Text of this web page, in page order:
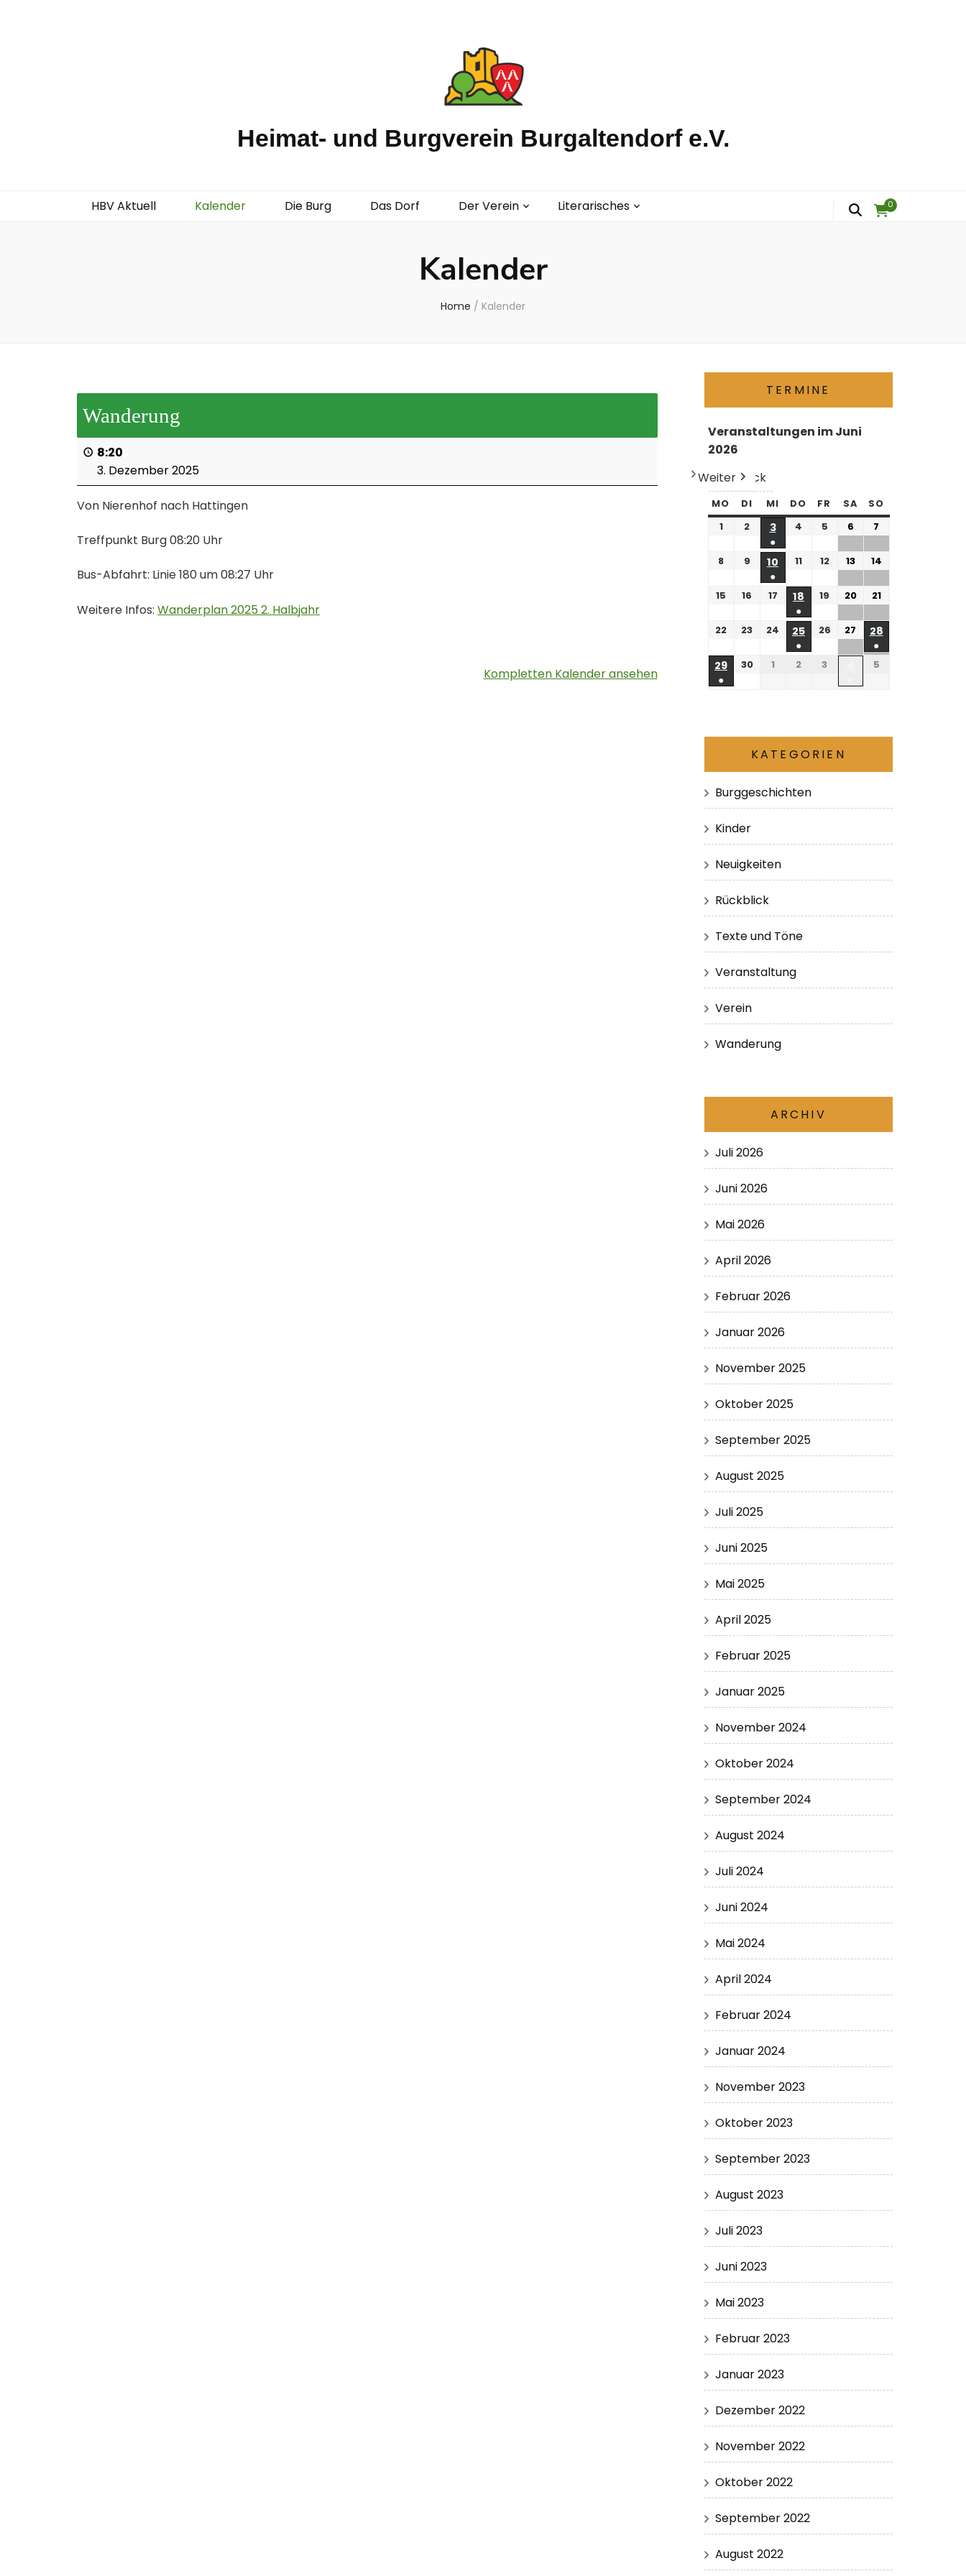
Heimat- und Burgverein Burgaltendorf e.V.
HBV Aktuell Kalender Die Burg Das Dorf Der Verein Literarisches 0
Kalender
Home / Kalender
Wanderung
8:20
3. Dezember 2025
Von Nierenhof nach Hattingen
Treffpunkt Burg 08:20 Uhr
Bus-Abfahrt: Linie 180 um 08:27 Uhr
Weitere Infos: Wanderplan 2025 2. Halbjahr
Kompletten Kalender ansehen
TERMINE
Veranstaltungen im Juni
2026
Zurück
Heute
Weiter
MO DI MI DO FR SA SO
1 2
3
●
4 5 6 7
8 9
10
●
11 12 13 14
15 16 17
18
●
19 20 21
22 23 24
25
●
26 27
28
●
29
●
30 1 2 3 5
KATEGORIEN
Burggeschichten
Kinder
Neuigkeiten
Rückblick
Texte und Töne
Veranstaltung
Verein
Wanderung
ARCHIV
Juli 2026
Juni 2026
Mai 2026
April 2026
Februar 2026
Januar 2026
November 2025
Oktober 2025
September 2025
August 2025
Juli 2025
Juni 2025
Mai 2025
April 2025
Februar 2025
Januar 2025
November 2024
Oktober 2024
September 2024
August 2024
Juli 2024
Juni 2024
Mai 2024
April 2024
Februar 2024
Januar 2024
November 2023
Oktober 2023
September 2023
August 2023
Juli 2023
Juni 2023
Mai 2023
Februar 2023
Januar 2023
Dezember 2022
November 2022
Oktober 2022
September 2022
August 2022